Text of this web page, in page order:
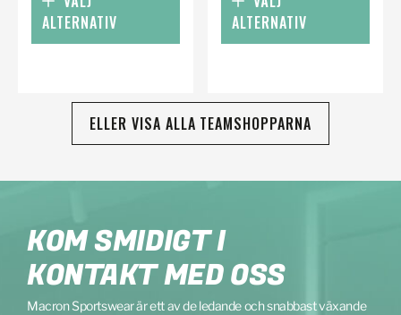
ALTERNATIV
ALTERNATIV
ELLER VISA ALLA TEAMSHOPPARNA
KOM SMIDIGT I
KONTAKT MED OSS
Macron Sportswear är ett av de ledande och snabbast växande